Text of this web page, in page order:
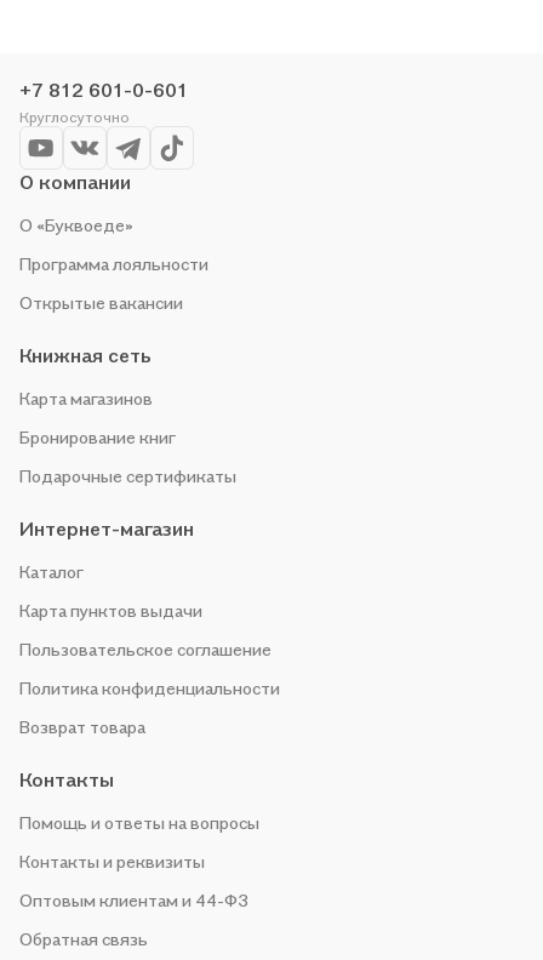
+7 812 601-0-601
Круглосуточно
О компании
О «Буквоеде»
Программа лояльности
Открытые вакансии
Книжная сеть
Карта магазинов
Бронирование книг
Подарочные сертификаты
Интернет-магазин
Каталог
Карта пунктов выдачи
Пользовательское соглашение
Политика конфиденциальности
Возврат товара
Контакты
Помощь и ответы на вопросы
Контакты и реквизиты
Оптовым клиентам и 44-ФЗ
Обратная связь